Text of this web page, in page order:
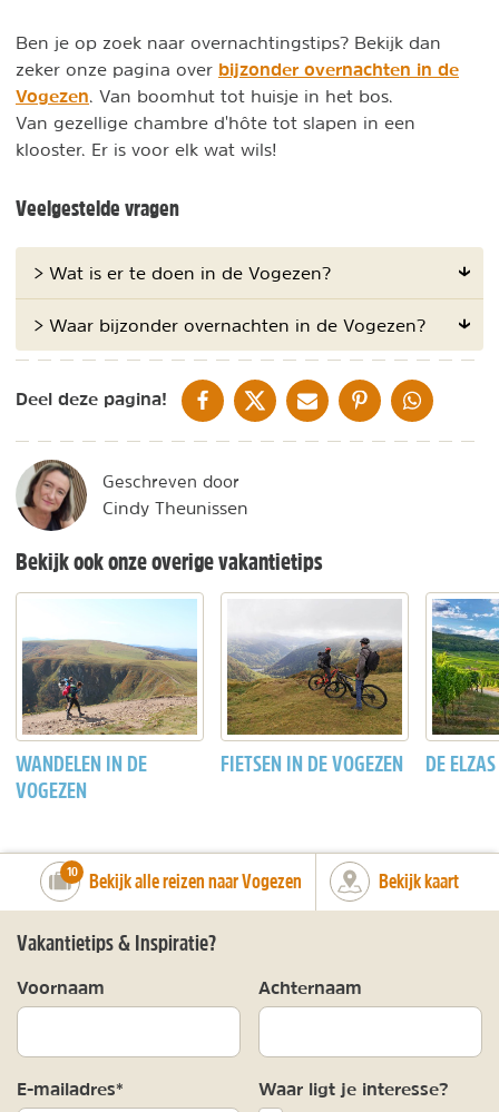
Ben je op zoek naar overnachtingstips? Bekijk dan
zeker onze pagina over bijzonder overnachten in de
Vogezen . Van boomhut tot huisje in het bos.
Van gezellige chambre d'hôte tot slapen in een
klooster. Er is voor elk wat wils!
Veelgestelde vragen
> Wat is er te doen in de Vogezen?
> Waar bijzonder overnachten in de Vogezen?
Deel deze pagina! DELEN OP FACEBOOK
DELEN OP XDELEN VIA DE MAIL
DELEN OP PINTEREST
DELEN OP
Geschreven door
Cindy Theunissen
Bekijk ook onze overige vakantietips
WANDELEN IN DE
VOGEZEN
FIETSEN IN DE VOGEZEN DE ELZAS
number_of_trips:
10 Bekijk alle reizen naar Vogezen Bekijk kaart
Vakantietips & Inspiratie?
Voornaam Achternaam
E-mailadres* Waar ligt je interesse?